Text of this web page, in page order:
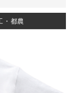
・都農